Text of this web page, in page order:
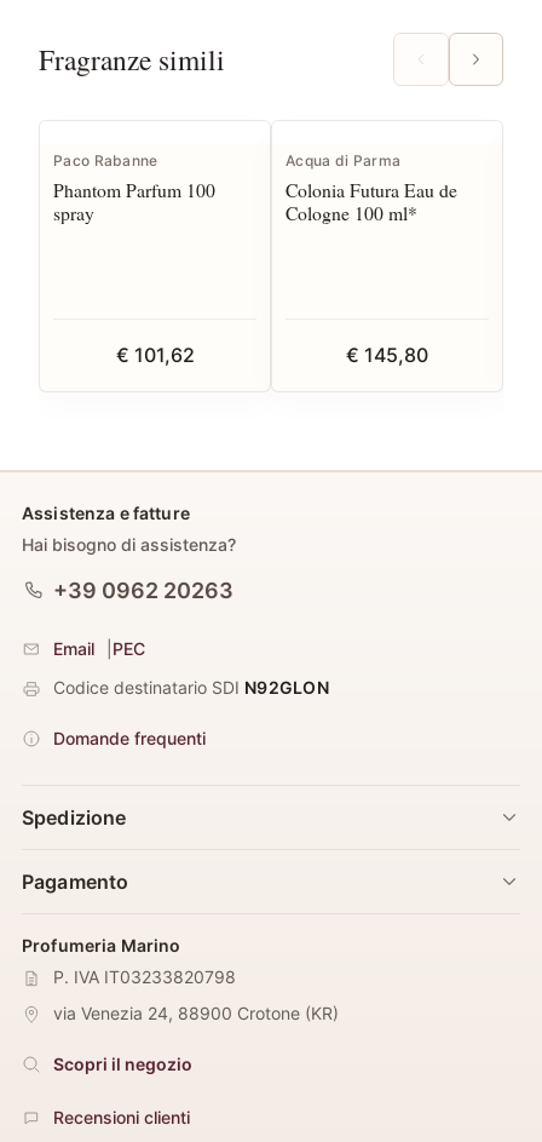
Fragranze simili
Paco Rabanne
Phantom Parfum 100
spray
€ 101,62
Acqua di Parma
Colonia Futura Eau de
Cologne 100 ml*
€ 145,80
Assistenza e fatture
Hai bisogno di assistenza?
+39 0962 20263
Email
PEC
Codice destinatario SDI N92GLON
Domande frequenti
Spedizione
Pagamento
Profumeria Marino
P. IVA IT03233820798
via Venezia 24, 88900 Crotone (KR)
Scopri il negozio
Recensioni clienti